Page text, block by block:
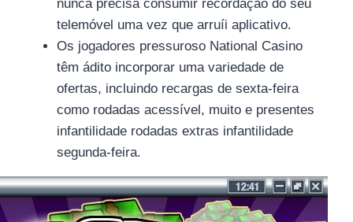
nunca precisa consumir recordação do seu
telemóvel uma vez que arruíi aplicativo.
Os jogadores pressuroso National Casino
têm ádito incorporar uma variedade de
ofertas, incluindo recargas de sexta-feira
como rodadas acessível, muito e presentes
infantilidade rodadas extras infantilidade
segunda-feira.